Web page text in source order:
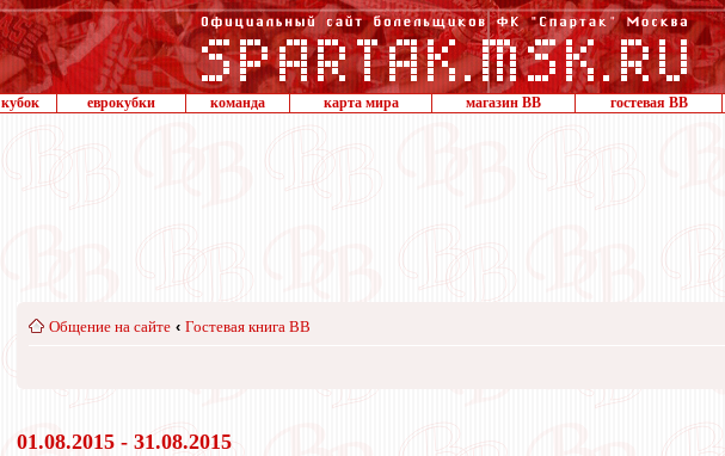
кубок еврокубки команда карта мира магазин ВВ гостевая ВВ
Общение на сайте ‹ Гостевая книга ВВ
01.08.2015 - 31.08.2015